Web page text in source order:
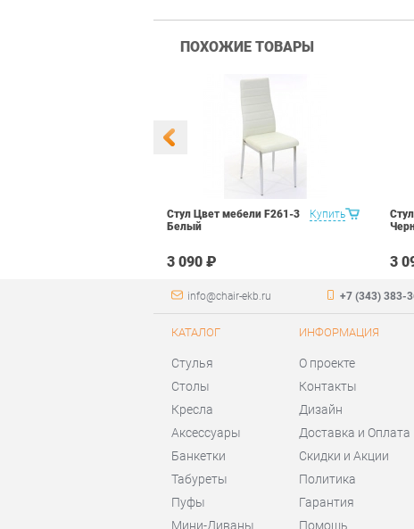
ПОХОЖИЕ ТОВАРЫ
Купить
Стул Цвет мебели F261-3
Белый
3 090 ₽ 3
info@chair-ekb.ru +7 (343) 383-
КАТАЛОГ
Стулья
Столы
Кресла
Аксессуары
Банкетки
Табуреты
Пуфы
Мини-Диваны
ИНФОРМАЦИЯ
О проекте
Контакты
Дизайн
Доставка и Оплата
Скидки и Акции
Политика
Гарантия
Помощь